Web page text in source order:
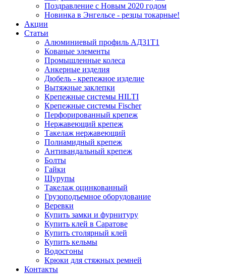
Поздравление с Новым 2020 годом
Новинка в Энгельсе - резцы токарные!
Акции
Статьи
Алюминиевый профиль АД31Т1
Кованые элементы
Промышленные колеса
Анкерные изделия
Дюбель - крепежное изделие
Вытяжные заклепки
Крепежные системы HILTI
Крепежные системы Fischer
Перфорированный крепеж
Нержавеющий крепеж
Такелаж нержавеющий
Полиамидный крепеж
Антивандальный крепеж
Болты
Гайки
Шурупы
Такелаж оцинкованный
Грузоподъемное оборудование
Веревки
Купить замки и фурнитуру
Купить клей в Саратове
Купить столярный клей
Купить кельмы
Водосгоны
Крюки для стяжных ремней
Контакты